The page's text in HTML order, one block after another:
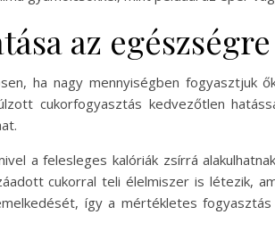
az egészségre
ha nagy mennyiségben fogyasztjuk
cukorfogyasztás kedvezőtlen
a felesleges kalóriák zsírrá
cukorral teli élelmiszer is létezik,
így a mértékletes